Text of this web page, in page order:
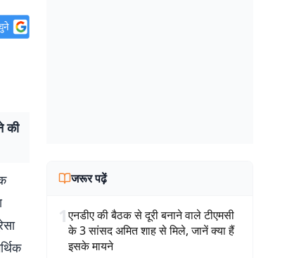
की
जरूर पढ़ें
1एनडीए की बैठक से दूरी बनाने वाले टीएमसी
के 3 सांसद अमित शाह से मिले, जानें क्या हैं
इसके मायने